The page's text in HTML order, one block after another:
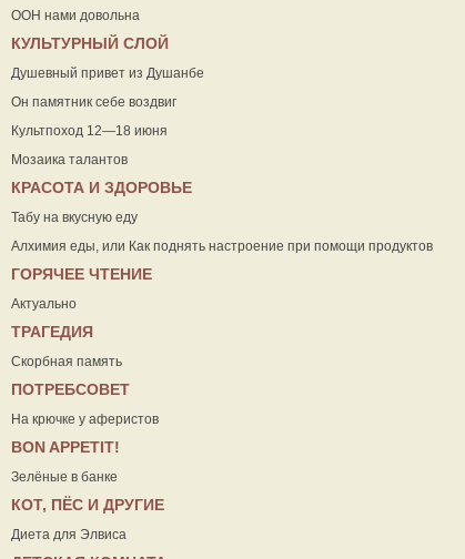
ООН нами довольна
КУЛЬТУРНЫЙ СЛОЙ
Душевный привет из Душанбе
Он памятник себе воздвиг
Культпоход 12—18 июня
Мозаика талантов
КРАСОТА И ЗДОРОВЬЕ
Табу на вкусную еду
Алхимия еды, или Как поднять настроение при помощи продуктов
ГОРЯЧЕЕ ЧТЕНИЕ
Актуально
ТРАГЕДИЯ
Скорбная память
ПОТРЕБСОВЕТ
На крючке у аферистов
ВON APPETIT!
Зелёные в банке
КОТ, ПЁС И ДРУГИЕ
Диета для Элвиса